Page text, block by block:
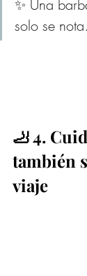
✨ Una
solo se
🦶 4.
también
viaje